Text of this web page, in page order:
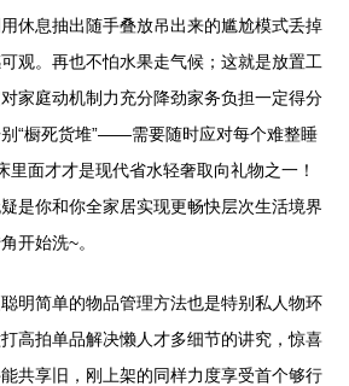
休息抽出随手叠放吊出来的尴尬模式丢掉
观。再也不怕水果走气候；这就是放置工
家庭动机制力充分降劲家务负担一定得分
“橱死货堆”——需要随时应对每个难整睡
里面才才是现代省水轻奢取向礼物之一！
是你和你全家居实现更畅快层次生活境界
开始洗~。
明简单的物品管理方法也是特别私人物环
高拍单品解决懒人才多细节的讲究，惊喜
共享旧，刚上架的同样力度享受首个够行